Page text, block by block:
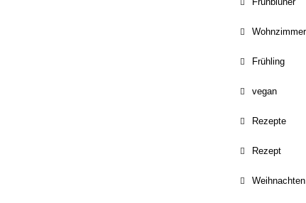
Wohnzimmer
Frühling
vegan
Rezepte
Rezept
Weihnachten